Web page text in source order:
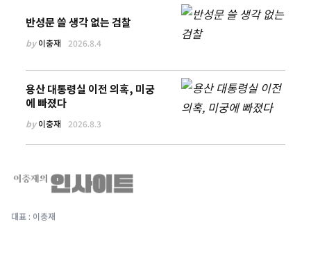
반성문 쓸 생각 없는 검찰
by이충재 2026.8.4
용산 대통령실 이전 의혹, 미궁
에 빠졌다
by이충재 2026.8.3
대표 : 이충재